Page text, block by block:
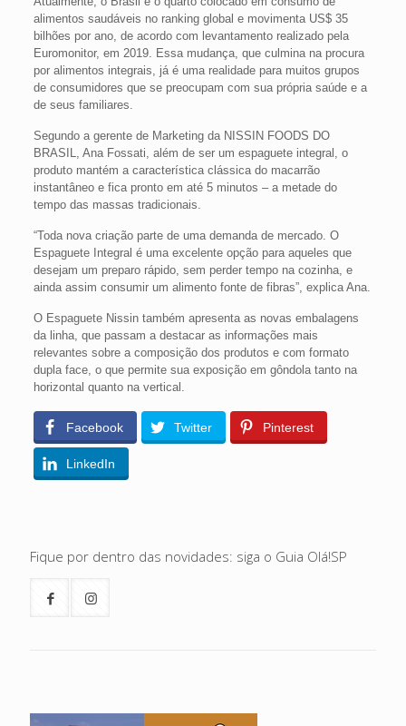
alimentos saudáveis no ranking global e movimenta US$ 35
bilhões por ano, de acordo com levantamento realizado pela
Euromonitor, em 2019. Essa mudança, que culmina na procura
por alimentos integrais, já é uma realidade para muitos grupos
de consumidores que se preocupam com sua própria saúde e a
de seus familiares.
Segundo a gerente de Marketing da NISSIN FOODS DO
BRASIL, Ana Fossati, além de ser um espaguete integral, o
produto mantém a característica clássica do macarrão
instantâneo e fica pronto em até 5 minutos – a metade do
tempo das massas tradicionais.
“Toda nova criação parte de uma demanda de mercado. O
Espaguete Integral é uma excelente opção para aqueles que
desejam um preparo rápido, sem perder tempo na cozinha, e
ainda assim consumir um alimento fonte de fibras”, explica Ana.
O Espaguete Nissin também apresenta as novas embalagens
da linha, que passam a destacar as informações mais
relevantes sobre a composição dos produtos e com formato
dupla face, o que permite sua exposição em gôndola tanto na
horizontal quanto na vertical.
Facebook Twitter Pinterest
LinkedIn
Fique por dentro das novidades: siga o Guia Olá!SP